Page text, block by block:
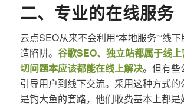
二、专业的在线服务
云点SEO从来不会利用“本地服务”“线
造陷阱。 谷歌SEO、独立站都属于线
切问题本应该都能在线上解决。但有些
引导用户到线下交流。采用这种方式的
是钓大鱼的套路，他们收费基本上都是